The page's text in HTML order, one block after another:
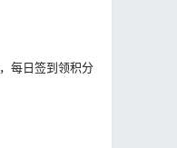
每日签到领积分